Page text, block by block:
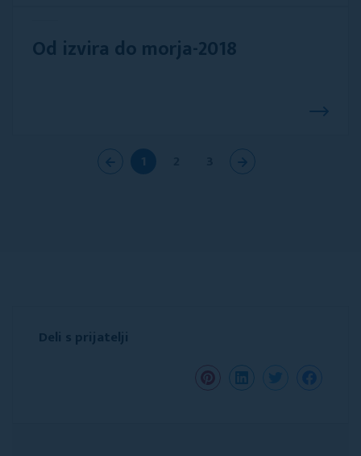
Od izvira do morja-2018
1
Deli s prijatelji